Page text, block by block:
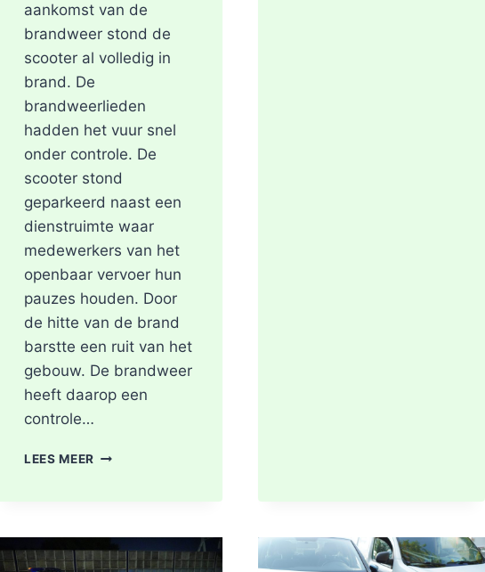
aankomst van de
brandweer stond de
scooter al volledig in
brand. De
brandweerlieden
hadden het vuur snel
onder controle. De
scooter stond
geparkeerd naast een
dienstruimte waar
medewerkers van het
openbaar vervoer hun
pauzes houden. Door
de hitte van de brand
barstte een ruit van het
gebouw. De brandweer
heeft daarop een
controle…
LEES MEER SCOOTER
STATION
KRALINGSE